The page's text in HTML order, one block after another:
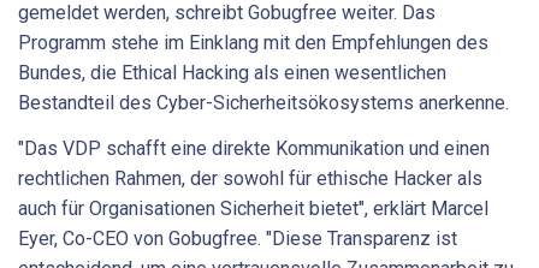
gemeldet werden, schreibt Gobugfree weiter. Das
Programm stehe im Einklang mit den Empfehlungen des
Bundes, die Ethical Hacking als einen wesentlichen
Bestandteil des Cyber-Sicherheitsökosystems anerkenne.
"Das VDP schafft eine direkte Kommunikation und einen
rechtlichen Rahmen, der sowohl für ethische Hacker als
auch für Organisationen Sicherheit bietet", erklärt Marcel
Eyer, Co-CEO von Gobugfree. "Diese Transparenz ist